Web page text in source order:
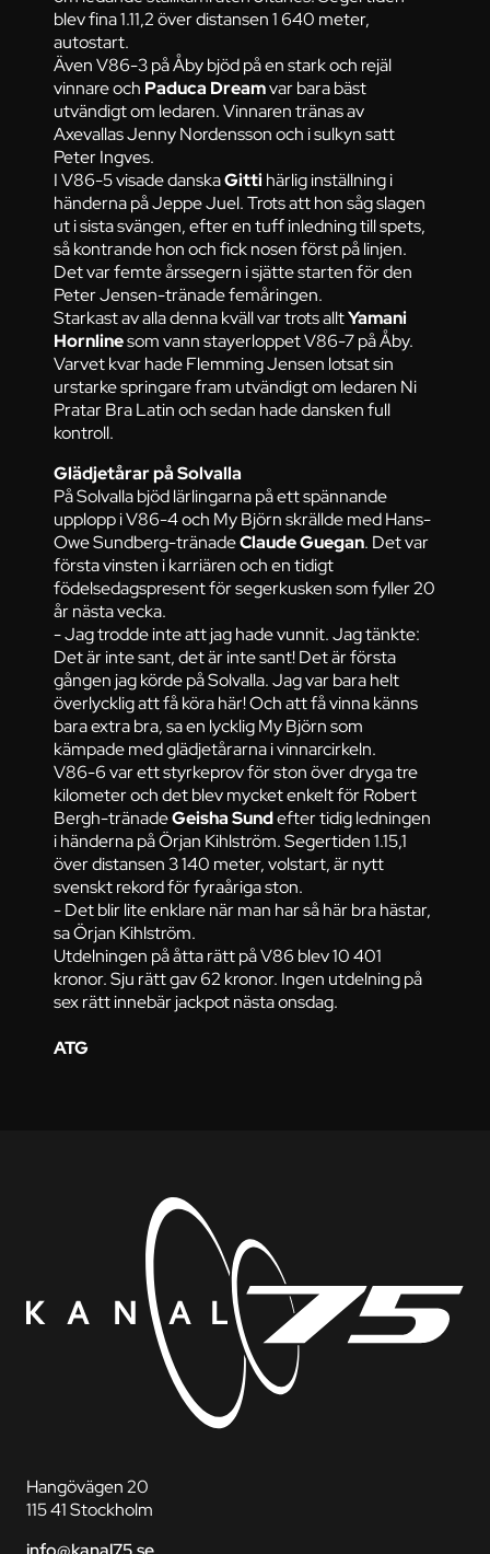
blev fina 1.11,2 över distansen 1 640 meter,
autostart.
Även V86-3 på Åby bjöd på en stark och rejäl
vinnare och Paduca Dreamvar bara bäst
utvändigt om ledaren. Vinnaren tränas av
Axevallas Jenny Nordensson och i sulkyn satt
Peter Ingves.
I V86-5 visade danskaGittihärlig inställning i
händerna på Jeppe Juel. Trots att hon såg slagen
ut i sista svängen, efter en tuff inledning till spets,
så kontrande hon och fick nosen först på linjen.
Det var femte årssegern i sjätte starten för den
Peter Jensen-tränade femåringen.
Starkast av alla denna kväll var trots alltYamani
Hornlinesom vann stayerloppet V86-7 på Åby.
Varvet kvar hade Flemming Jensen lotsat sin
urstarke springare fram utvändigt om ledaren Ni
Pratar Bra Latin och sedan hade dansken full
kontroll.
Glädjetårar på Solvalla
På Solvalla bjöd lärlingarna på ett spännande
upplopp i V86-4 och My Björn skrällde med Hans-
Owe Sundberg-tränadeClaude Guegan. Det var
första vinsten i karriären och en tidigt
födelsedagspresent för segerkusken som fyller 20
år nästa vecka.
- Jag trodde inte att jag hade vunnit. Jag tänkte:
Det är inte sant, det är inte sant! Det är första
gången jag körde på Solvalla. Jag var bara helt
överlycklig att få köra här! Och att få vinna känns
bara extra bra, sa en lycklig My Björn som
kämpade med glädjetårarna i vinnarcirkeln.
V86-6 var ett styrkeprov för ston över dryga tre
kilometer och det blev mycket enkelt för Robert
Bergh-tränadeGeisha Sundefter tidig ledningen
i händerna på Örjan Kihlström. Segertiden 1.15,1
över distansen 3 140 meter, volstart, är nytt
svenskt rekord för fyraåriga ston.
- Det blir lite enklare när man har så här bra hästar,
sa Örjan Kihlström.
Utdelningen på åtta rätt på V86 blev 10 401
kronor. Sju rätt gav 62 kronor. Ingen utdelning på
sex rätt innebär jackpot nästa onsdag.
ATG
Hangövägen 20
115 41 Stockholm
info@kanal75.se